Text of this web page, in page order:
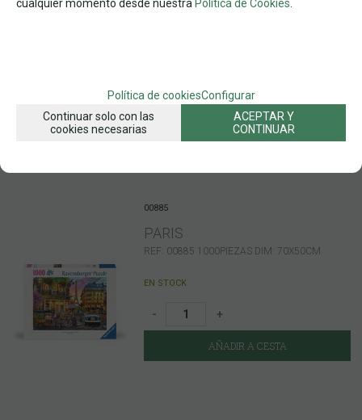
17,50 €
00885
PARIS
REF: 00885 1000PIEZAS DIM: 70X50CM
EN STOCK
- +
AÑADIR A CESTA
cualquier momento desde nuestra Política de Cookies
Política de cookiesConfigurar
Continuar solo con las
cookies necesarias
ACEPTAR Y
CONTINUAR